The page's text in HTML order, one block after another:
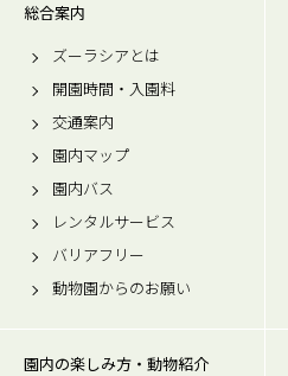
総合案内
ズーラシアとは
開園時間・入園料
交通案内
園内マップ
園内バス
レンタルサービス
バリアフリー
動物園からのお願い
園内の楽しみ方・動物紹介